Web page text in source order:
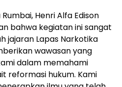
Henri Alfa Edison
bahwa kegiatan ini sangat
jajaran Lapas Narkotika
wawasan yang
dalam memahami
reformasi hukum. Kami